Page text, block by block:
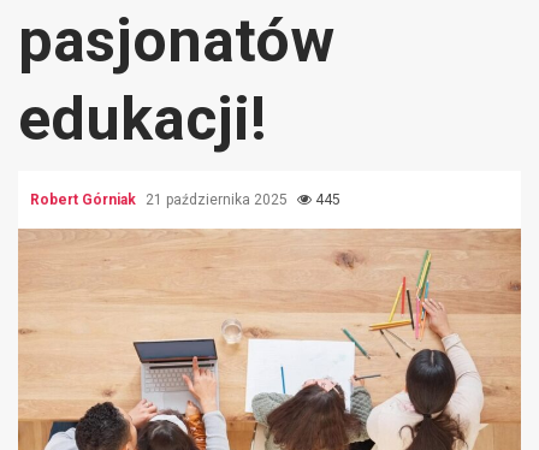
pasjonatów
edukacji!
Robert Górniak 21 października 2025 445